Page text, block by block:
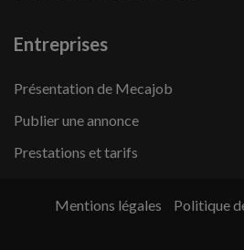
Entreprises
Présentation de Mecajob
Publier une annonce
Prestations et tarifs
Mentions légales Politique